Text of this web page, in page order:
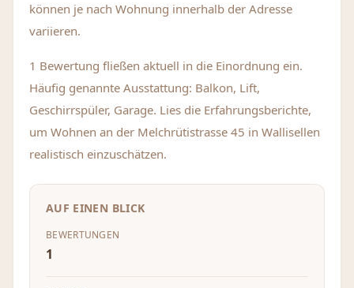
können je nach Wohnung innerhalb der Adresse
variieren.
1 Bewertung fließen aktuell in die Einordnung ein.
Häufig genannte Ausstattung: Balkon, Lift,
Geschirrspüler, Garage. Lies die Erfahrungsberichte,
um Wohnen an der Melchrütistrasse 45 in Wallisellen
realistisch einzuschätzen.
AUF EINEN BLICK
BEWERTUNGEN
1